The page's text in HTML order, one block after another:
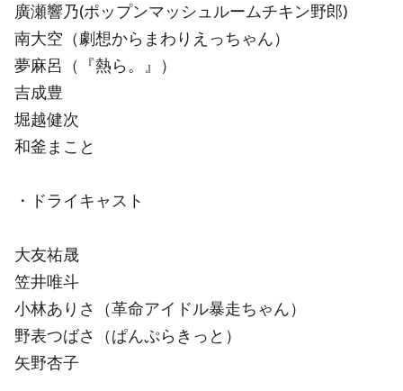
廣瀬響乃(ポップンマッシュルームチキン野郎)
南大空（劇想からまわりえっちゃん）
夢麻呂（『熱ら。』）
吉成豊
堀越健次
和釜まこと
・ドライキャスト
大友祐晟
笠井唯斗
小林ありさ（革命アイドル暴走ちゃん）
野表つばさ（ぱんぷらきっと）
矢野杏子